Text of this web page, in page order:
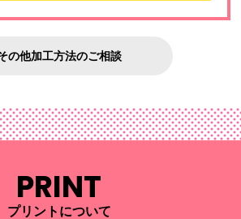
の他加工方法のご相談
PRINT
プリントについて